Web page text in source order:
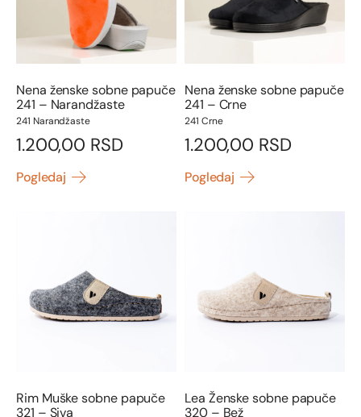
Nena ženske sobne papuče
241 – Narandžaste
241 Narandžaste
1.200,00 RSD
Pogledaj
Nena ženske sobne papuče
241 – Crne
241 Crne
1.200,00 RSD
Pogledaj
Rim Muške sobne papuče
321 – Siva
Lea Ženske sobne papuče
320 – Bež